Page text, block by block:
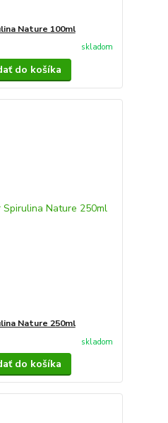
Nature 100ml
skladom
do košíka
Nature 250ml
skladom
do košíka